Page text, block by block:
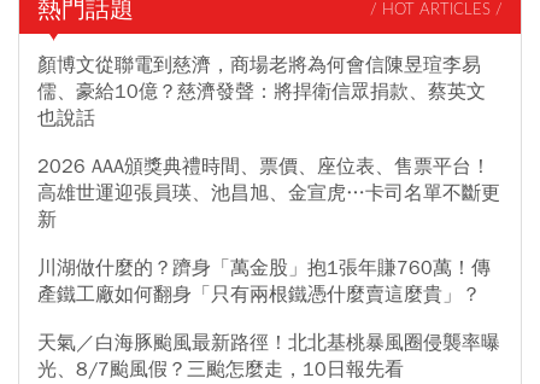
熱門話題 / HOT ARTICLES /
顏博文從聯電到慈濟，商場老將為何會信陳昱瑄李易
儒、豪給10億？慈濟發聲：將捍衛信眾捐款、蔡英文
也說話
2026 AAA頒獎典禮時間、票價、座位表、售票平台！
高雄世運迎張員瑛、池昌旭、金宣虎…卡司名單不斷更
新
川湖做什麼的？躋身「萬金股」抱1張年賺760萬！傳
產鐵工廠如何翻身「只有兩根鐵憑什麼賣這麼貴」？
天氣／白海豚颱風最新路徑！北北基桃暴風圈侵襲率曝
光、8/7颱風假？三颱怎麼走，10日報先看